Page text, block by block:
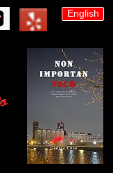
English